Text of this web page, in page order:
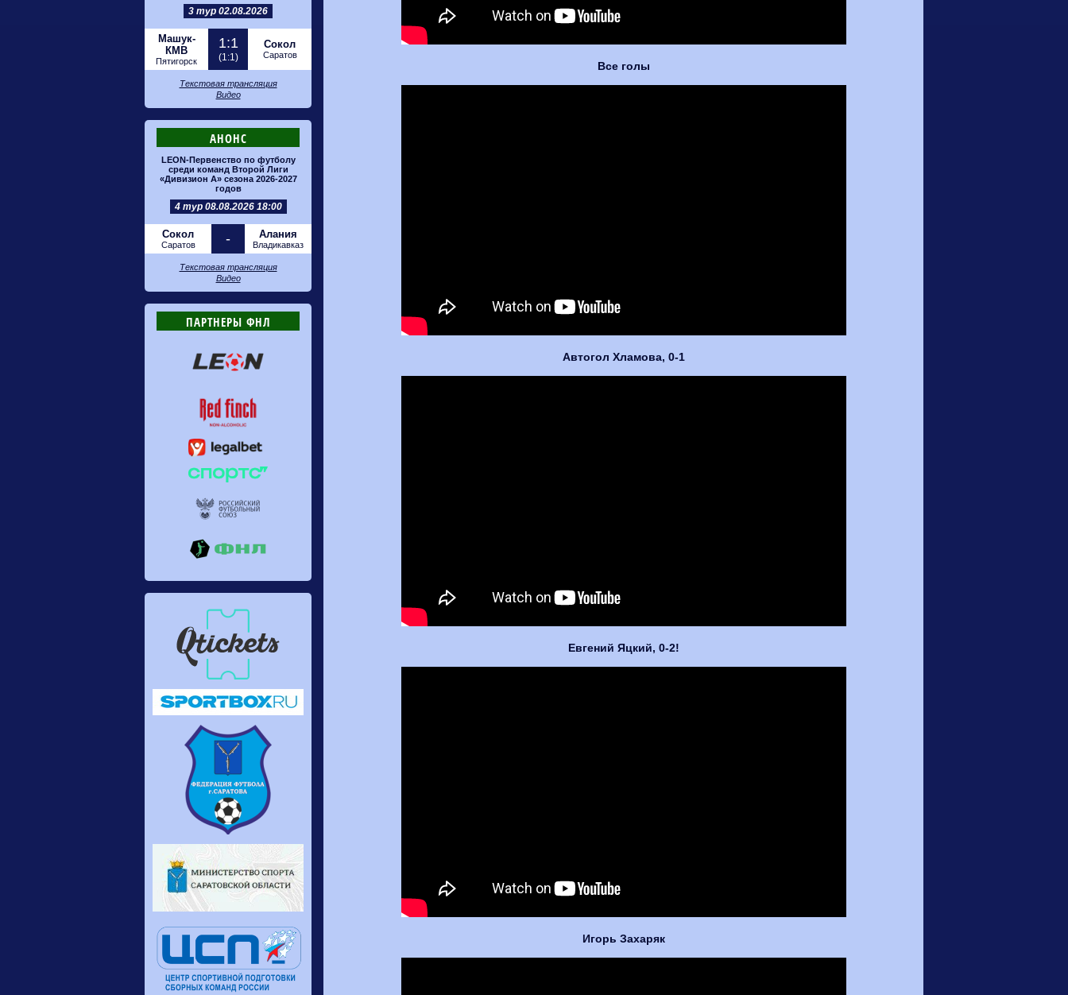
3 тур 02.08.2026
Машук-
КМВ
Пятигорск
1:1
(1:1)
Сокол
Саратов
Текстовая трансляция
Видео
АНОНС
LEON-Первенство по футболу
среди команд Второй Лиги
«Дивизион А» сезона 2026-2027
годов
4 тур 08.08.2026 18:00
Сокол
Саратов - Алания
Владикавказ
Текстовая трансляция
Видео
ПАРТНЕРЫ ФНЛ
Все голы
Автогол Хламова, 0-1
Евгений Яцкий, 0-2!
Игорь Захаряк